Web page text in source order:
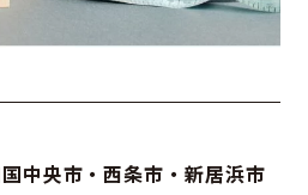
中央市・西条市・新居浜市